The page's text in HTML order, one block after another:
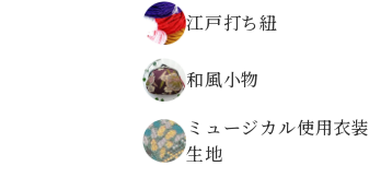
高島ちぢみ
江戸打ち紐
和風小物
システム手帳
折り布
数珠袋
ミュージカル使用衣装
生地